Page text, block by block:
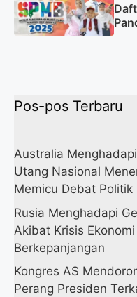
Pos-pos Terbaru
Australia
Utang Nasional
Memicu Debat Politik
Rusia Menghadapi
Akibat Krisis
Berkepanjangan
Kongres AS
Perang Presiden